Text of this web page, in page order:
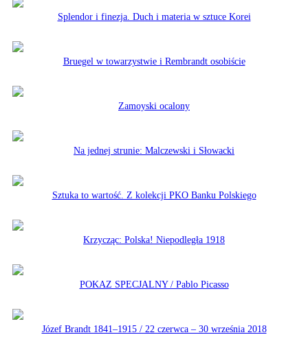
Splendor i finezja. Duch i materia w sztuce Korei
Bruegel w towarzystwie i Rembrandt osobiście
Zamoyski ocalony
Na jednej strunie: Malczewski i Słowacki
Sztuka to wartość. Z kolekcji PKO Banku Polskiego
Krzycząc: Polska! Niepodległa 1918
POKAZ SPECJALNY / Pablo Picasso
Józef Brandt 1841–1915 / 22 czerwca – 30 września 2018